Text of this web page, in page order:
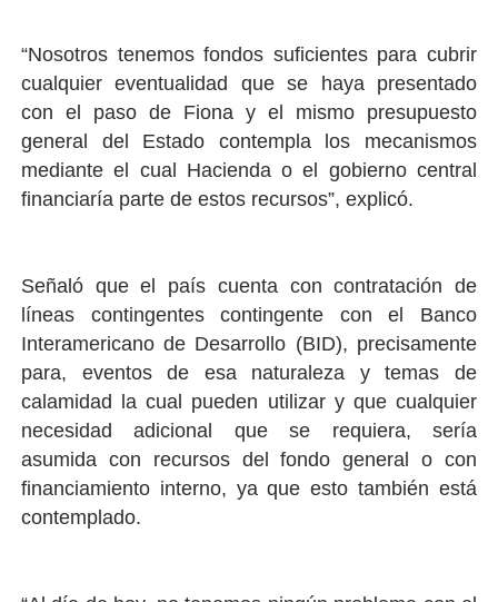
“Nosotros tenemos fondos suficientes para cubrir
cualquier eventualidad que se haya presentado
con el paso de Fiona y el mismo presupuesto
general del Estado contempla los mecanismos
mediante el cual Hacienda o el gobierno central
financiaría parte de estos recursos”, explicó.
Señaló que el país cuenta con contratación de
líneas contingentes contingente con el Banco
Interamericano de Desarrollo (BID), precisamente
para, eventos de esa naturaleza y temas de
calamidad la cual pueden utilizar y que cualquier
necesidad adicional que se requiera, sería
asumida con recursos del fondo general o con
financiamiento interno, ya que esto también está
contemplado.